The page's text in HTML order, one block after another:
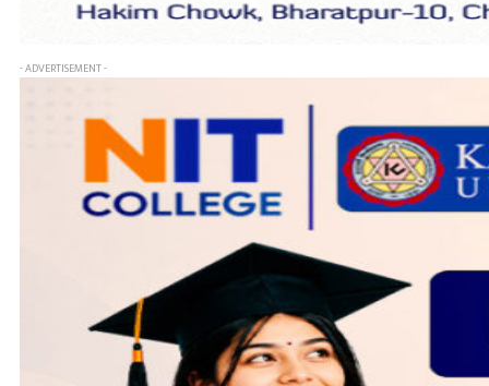
- ADVERTISEMENT -